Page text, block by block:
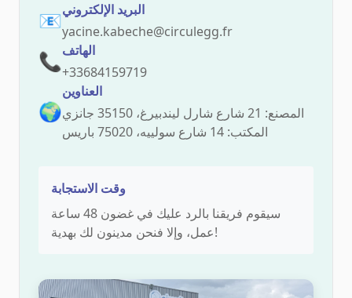
📧البريد الإلكتروني
yacine.kabeche@circulegg.fr
📞الهاتف
+33684159719
🌍
العناوين
المصنع: 21 شارع شارل ليندبيرغ، 35150 جانزي
المكتب: 14 شارع سولييه، 75020 باريس
وقت الاستجابة
سيقوم فريقنا بالرد عليك في غضون 48 ساعة
عمل، وإلا فنحن مدينون لك بهدية!